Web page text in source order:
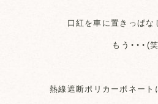
口紅を車に置きっぱな
もう・・・(
熱線遮断ポリカーボネート